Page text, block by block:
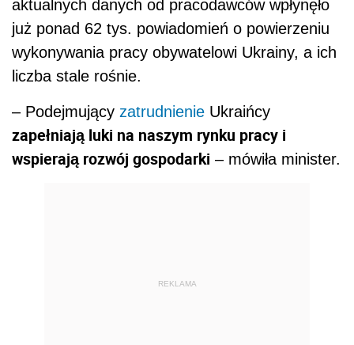
aktualnych danych od pracodawców wpłynęło
już ponad 62 tys. powiadomień o powierzeniu
wykonywania pracy obywatelowi Ukrainy, a ich
liczba stale rośnie.
– Podejmujący zatrudnienie Ukraińcy
zapełniają luki na naszym rynku pracy i
wspierają rozwój gospodarki – mówiła minister.
REKLAMA